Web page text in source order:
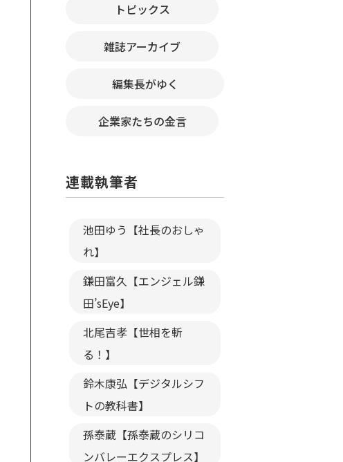
トピックス
雑誌アーカイブ
編集長がゆく
企業家たちの金言
連載執筆者
池田ゆう【社長のおしゃ
れ】
鎌田富久【エンジェル鎌
田’sEye】
北尾吉孝【世相を斬
る！】
鈴木康弘【デジタルシフ
トの教科書】
孫泰蔵【孫泰蔵のシリコ
ンバレーエクスプレス】